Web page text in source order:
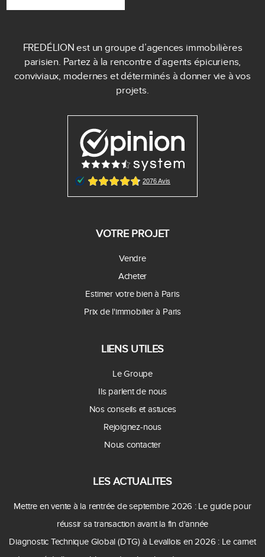
FREDÉLION est un groupe d’agences immobilières
parisien. Partez à la rencontre d’agents épicuriens,
conviviaux, modernes et déterminés à donner vie à vos
projets.
VOTRE PROJET
Vendre
Acheter
Estimer votre bien à Paris
Prix de l'immobilier à Paris
LIENS UTILES
Le Groupe
Ils parlent de nous
Nos conseils et astuces
Rejoignez-nous
Nous contacter
LES ACTUALITES
Mettre en vente à la rentrée de septembre 2026 : Le guide pour
réussir sa transaction avant la fin d'année
Diagnostic Technique Global (DTG) à Levallois en 2026 : Le carnet